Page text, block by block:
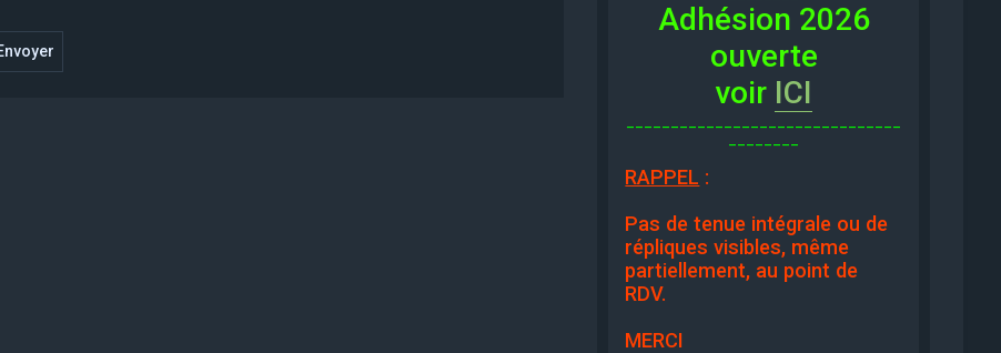
Adhésion 2026
ouverte
voir ICI
RAPPEL :
Pas de tenue intégrale ou de
répliques visibles, même
partiellement, au point de
RDV.
MERCI